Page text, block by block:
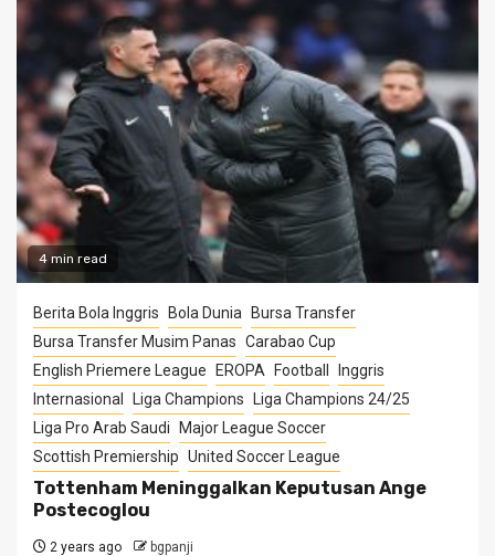
4 min read
Berita Bola Inggris Bola Dunia
Bursa Transfer
Bursa Transfer Musim Panas Carabao Cup
English Priemere League
EROPA Football
Inggris
Internasional
Liga Champions
Liga Champions 24/25
Liga Pro Arab Saudi
Major League Soccer
Scottish Premiership United Soccer League
Tottenham Meninggalkan Keputusan Ange
Postecoglou
2 years ago bgpanji